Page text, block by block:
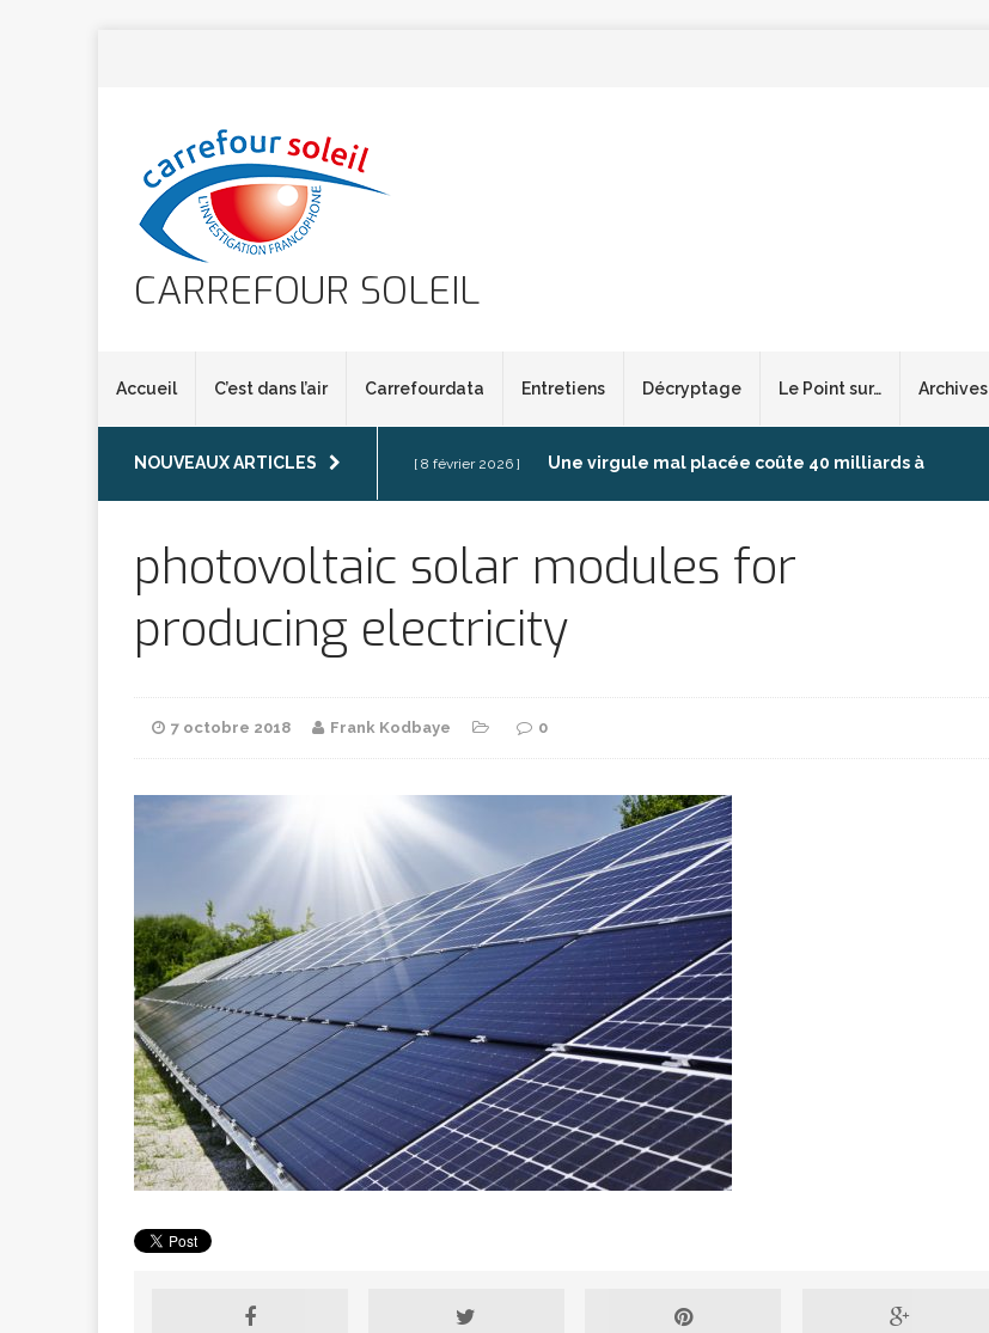
CARREFOUR SOLEIL
Accueil C’est dans l’air Carrefourdata Entretiens Décryptage Le Point sur… Archives
NOUVEAUX ARTICLES [ 8 février 2026 ] Une virgule mal placée coûte 40 milliards à
[ 8 février 2026 ]
[ 7 février 2026 ] Et si le temps n’existait pas ? ARTICLES RÉÇENTS
[ 6 février 2026 ] Le régime méditerranéen : un bouclier contre
l’AVC chez les femmes ARTICLES RÉÇENTS
[ 5 février 2026 ] Énergie solaire : l’Afrique passe de la pénurie à
l’ambition ARTICLES RÉÇENTS
[ 2 février 2026 ] Washington refuse de payer et met l’ONU en péril
photovoltaic solar modules for
producing electricity
7 octobre 2018 Frank Kodbaye 0